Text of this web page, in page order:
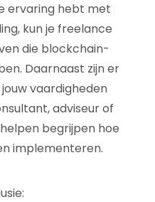
ervaring hebt met
kun je freelance
die blockchain-
Daarnaast zijn er
vaardigheden
adviseur of
begrijpen hoe
implementeren.